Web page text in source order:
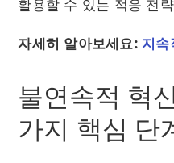
활용할 수 있는 적응 전
자세히 알아보세요: 지속
불연속적 혁
가지 핵심 단